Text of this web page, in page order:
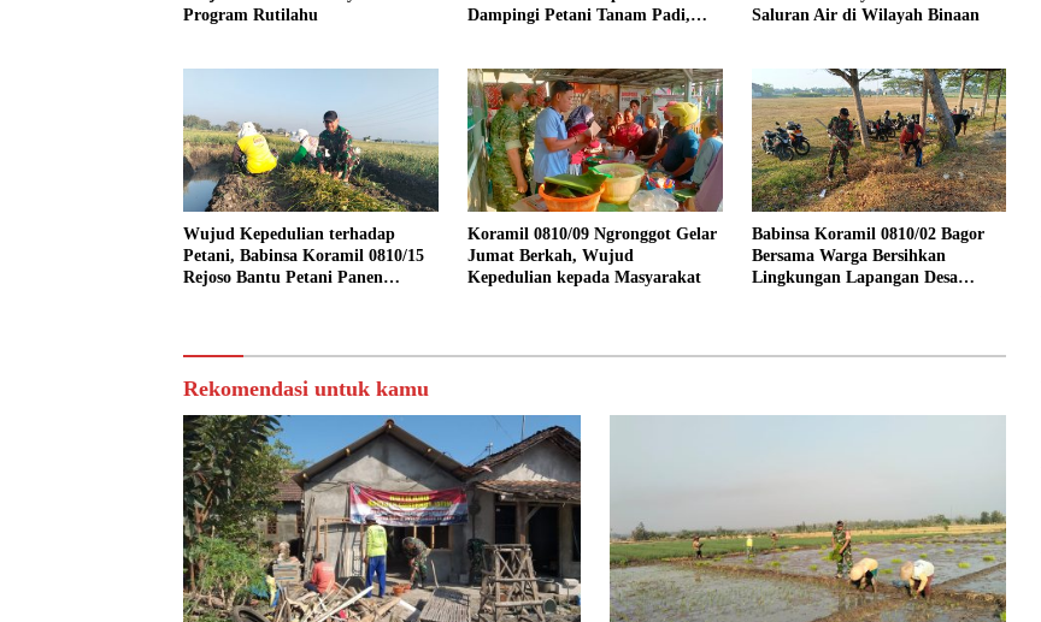
Program Rutilahu
Dampingi Petani Tanam Padi,
Saluran Air di Wilayah Binaan
Wujud Kepedulian terhadap
Petani, Babinsa Koramil 0810/15
Rejoso Bantu Petani Panen
Koramil 0810/09 Ngronggot Gelar
Jumat Berkah, Wujud
Kepedulian kepada Masyarakat
Babinsa Koramil 0810/02 Bagor
Bersama Warga Bersihkan
Lingkungan Lapangan Desa
Rekomendasi untuk kamu